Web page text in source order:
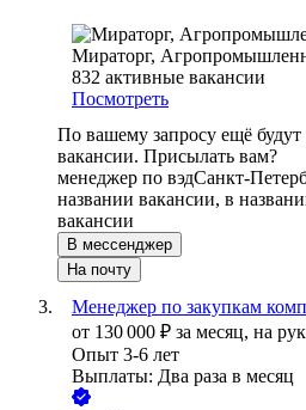
Мираторг,
832 активные вакансии
Посмотреть
По вашему запросу ещё будут
вакансии. Присылать вам?
менеджер по вэдСанкт-
названии вакансии, в
вакансии
В мессенджер
На почту
Менеджер по закупкам
от 130 000 ₽ за месяц, на
Опыт 3-6 лет
Выплаты: Два раза в месяц